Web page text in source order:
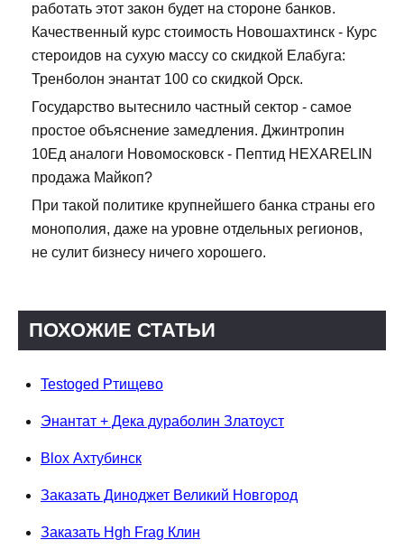
работать этот закон будет на стороне банков.
Качественный курс стоимость Новошахтинск - Курс
стероидов на сухую массу со скидкой Елабуга:
Тренболон энантат 100 со скидкой Орск.
Государство вытеснило частный сектор - самое
простое объяснение замедления. Джинтропин
10Ед аналоги Новомосковск - Пептид HEXARELIN
продажа Майкоп?
При такой политике крупнейшего банка страны его
монополия, даже на уровне отдельных регионов,
не сулит бизнесу ничего хорошего.
ПОХОЖИЕ СТАТЬИ
Testoged Ртищево
Энантат + Дека дураболин Златоуст
Blox Ахтубинск
Заказать Диноджет Великий Новгород
Заказать Hgh Frag Клин